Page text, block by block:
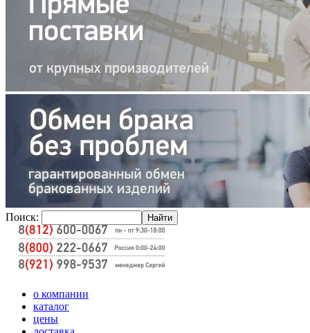
Поиск:
о компании
каталог
цены